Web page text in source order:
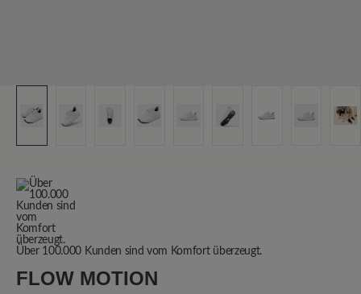
Über 100.000 Kunden sind vom Komfort überzeugt.
FLOW MOTION